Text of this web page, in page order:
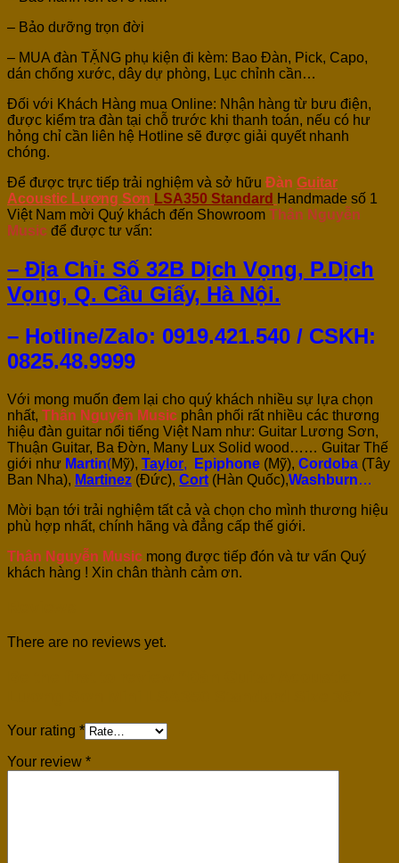
– Bảo dưỡng trọn đời
– MUA đàn TẶNG phụ kiện đi kèm: Bao Đàn, Pick, Capo,
dán chống xước, dây dự phòng, Lục chỉnh cần…
Đối với Khách Hàng mua Online: Nhận hàng từ bưu điện,
được kiểm tra đàn tại chỗ trước khi thanh toán, nếu có hư
hỏng chỉ cần liên hệ Hotline sẽ được giải quyết nhanh
chóng.
Để được trực tiếp trải nghiệm và sở hữu Đàn Guitar
Acoustic Lương Sơn LSA350 Standard Handmade số 1
Việt Nam mời Quý khách đến Showroom Thân Nguyễn
Music để được tư vấn:
– Địa Chỉ: Số 32B Dịch Vọng, P.Dịch
Vọng, Q. Cầu Giấy, Hà Nội.
– Hotline/Zalo: 0919.421.540 / CSKH:
0825.48.9999
Với mong muốn đem lại cho quý khách nhiều sự lựa chọn
nhất, Thân Nguyễn Music phân phối rất nhiều các thương
hiệu đàn guitar nổi tiếng Việt Nam như: Guitar Lương Sơn,
Thuận Guitar, Ba Đờn, Many Lux Solid wood…… Guitar Thế
giới như Martin(Mỹ), Taylor, Epiphone (Mỹ), Cordoba (Tây
Ban Nha), Martinez (Đức), Cort (Hàn Quốc),Washburn…
Mời bạn tới trải nghiệm tất cả và chọn cho mình thương hiệu
phù hợp nhất, chính hãng và đẳng cấp thế giới.
Thân Nguyễn Music mong được tiếp đón và tư vấn Quý
khách hàng ! Xin chân thành cảm ơn.
There are no reviews yet.
Your rating *
Your review *